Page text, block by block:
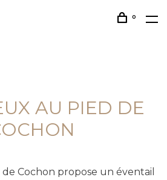
0
AU PIED DE
Cochon propose un éventail